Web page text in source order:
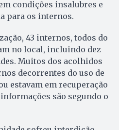
condições insalubres e
para os internos.
43 internos, todos do
no local, incluindo dez
Muitos dos acolhidos
decorrentes do uso de
estavam em recuperação
são segundo o